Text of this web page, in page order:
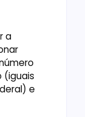
a
(iguais
e